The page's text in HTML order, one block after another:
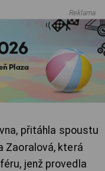
Reklama
přitáhla spoustu
Zaoralová, která
jenž provedla